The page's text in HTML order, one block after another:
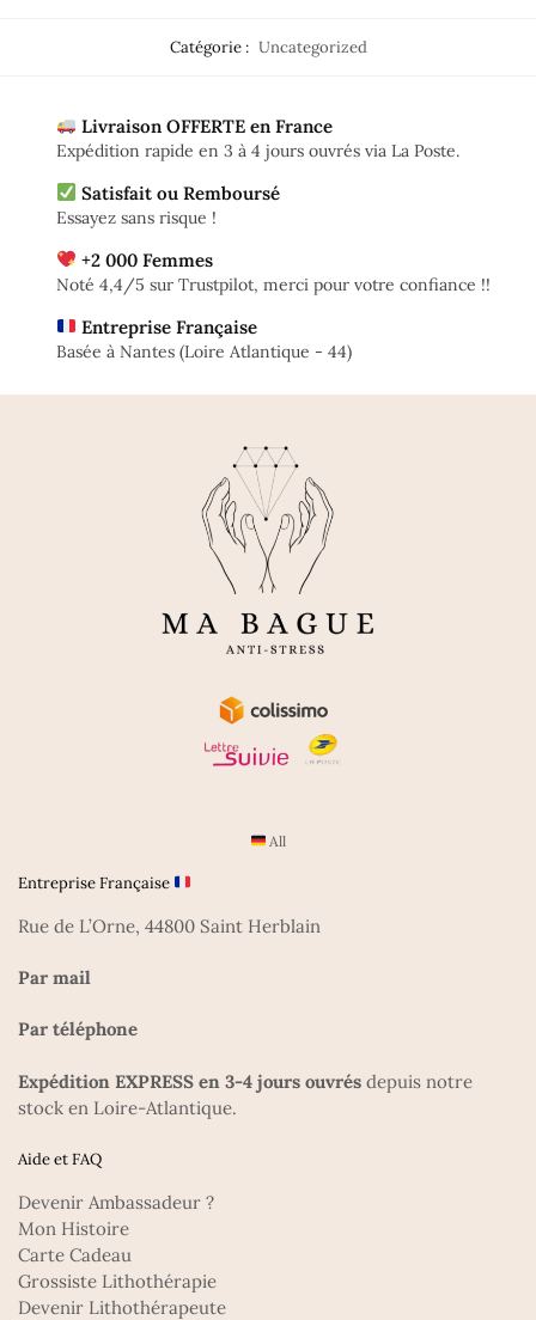
Catégorie : Uncategorized
Livraison OFFERTE en France
Expédition rapide en 3 à 4 jours ouvrés via La Poste.
Satisfait ou Remboursé
Essayez sans risque !
+2 000 Femmes
Noté 4,4/5 sur Trustpilot, merci pour votre confiance !!
Entreprise Française
Basée à Nantes (Loire Atlantique - 44)
All
Entreprise Française
Rue de L’Orne, 44800 Saint Herblain
Par mail
Par téléphone
Expédition EXPRESS en 3-4 jours ouvrés depuis notre
stock en Loire-Atlantique.
Aide et FAQ
Devenir Ambassadeur ?
Mon Histoire
Carte Cadeau
Grossiste Lithothérapie
Devenir Lithothérapeute